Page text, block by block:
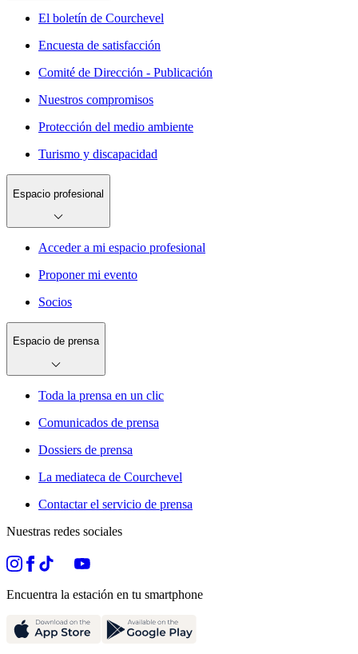
El boletín de Courchevel
Encuesta de satisfacción
Comité de Dirección - Publicación
Nuestros compromisos
Protección del medio ambiente
Turismo y discapacidad
Espacio profesional
Acceder a mi espacio profesional
Proponer mi evento
Socios
Espacio de prensa
Toda la prensa en un clic
Comunicados de prensa
Dossiers de prensa
La mediateca de Courchevel
Contactar el servicio de prensa
Nuestras redes sociales
Encuentra la estación en tu smartphone